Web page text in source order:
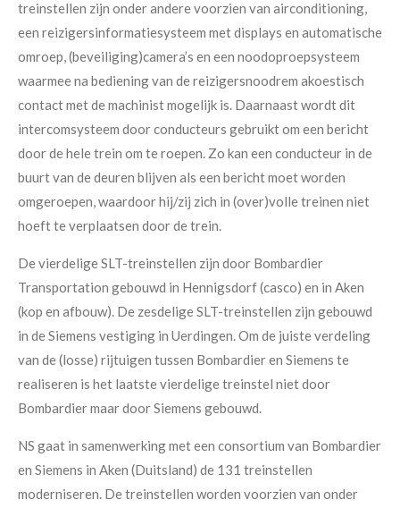
treinstellen zijn onder andere voorzien van airconditioning,
een reizigersinformatiesysteem met displays en automatische
omroep, (beveiliging)camera’s en een noodoproepsysteem
waarmee na bediening van de reizigersnoodrem akoestisch
contact met de machinist mogelijk is. Daarnaast wordt dit
intercomsysteem door conducteurs gebruikt om een bericht
door de hele trein om te roepen. Zo kan een conducteur in de
buurt van de deuren blijven als een bericht moet worden
omgeroepen, waardoor hij/zij zich in (over)volle treinen niet
hoeft te verplaatsen door de trein.
De vierdelige SLT-treinstellen zijn door Bombardier
Transportation gebouwd in Hennigsdorf (casco) en in Aken
(kop en afbouw). De zesdelige SLT-treinstellen zijn gebouwd
in de Siemens vestiging in Uerdingen. Om de juiste verdeling
van de (losse) rijtuigen tussen Bombardier en Siemens te
realiseren is het laatste vierdelige treinstel niet door
Bombardier maar door Siemens gebouwd.
NS gaat in samenwerking met een consortium van Bombardier
en Siemens in Aken (Duitsland) de 131 treinstellen
moderniseren. De treinstellen worden voorzien van onder